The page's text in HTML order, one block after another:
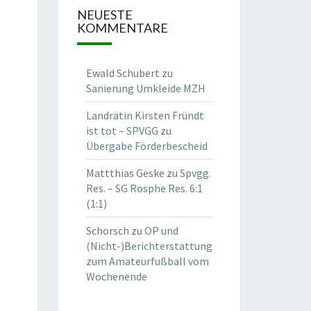
NEUESTE
KOMMENTARE
Ewald Schubert zu
Sanierung Umkleide MZH
Landrätin Kirsten Fründt
ist tot – SPVGG zu
Übergabe Förderbescheid
Mattthias Geske zu Spvgg.
Res. – SG Rosphe Res. 6:1
(1:1)
Schorsch zu OP und
(Nicht-)Berichterstattung
zum Amateurfußball vom
Wochenende